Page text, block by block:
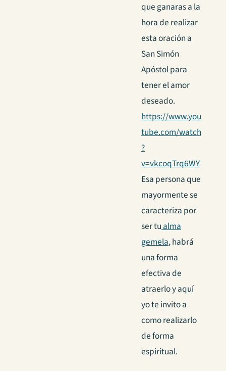
que ganaras a la
hora de realizar
esta oración a
San Simón
Apóstol para
tener el amor
deseado.
https://www.you
tube.com/watch
?
v=vkcoqTrq6WY
Esa persona que
mayormente se
caracteriza por
ser tualma
gemela, habrá
una forma
efectiva de
atraerlo y aquí
yo te invito a
como realizarlo
de forma
espiritual.